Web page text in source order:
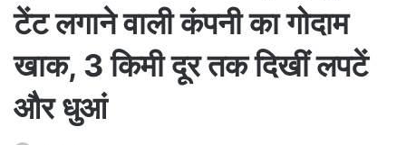
टेंट लगाने वाली कंपनी का गोदाम
खाक, 3 किमी दूर तक दिखीं लपटें
और धुआं